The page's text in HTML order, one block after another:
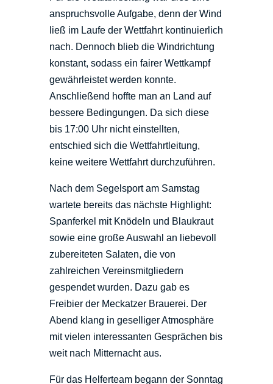
anspruchsvolle Aufgabe, denn der Wind
ließ im Laufe der Wettfahrt kontinuierlich
nach. Dennoch blieb die Windrichtung
konstant, sodass ein fairer Wettkampf
gewährleistet werden konnte.
Anschließend hoffte man an Land auf
bessere Bedingungen. Da sich diese
bis 17:00 Uhr nicht einstellten,
entschied sich die Wettfahrtleitung,
keine weitere Wettfahrt durchzuführen.
Nach dem Segelsport am Samstag
wartete bereits das nächste Highlight:
Spanferkel mit Knödeln und Blaukraut
sowie eine große Auswahl an liebevoll
zubereiteten Salaten, die von
zahlreichen Vereinsmitgliedern
gespendet wurden. Dazu gab es
Freibier der Meckatzer Brauerei. Der
Abend klang in geselliger Atmosphäre
mit vielen interessanten Gesprächen bis
weit nach Mitternacht aus.
Für das Helferteam begann der Sonntag